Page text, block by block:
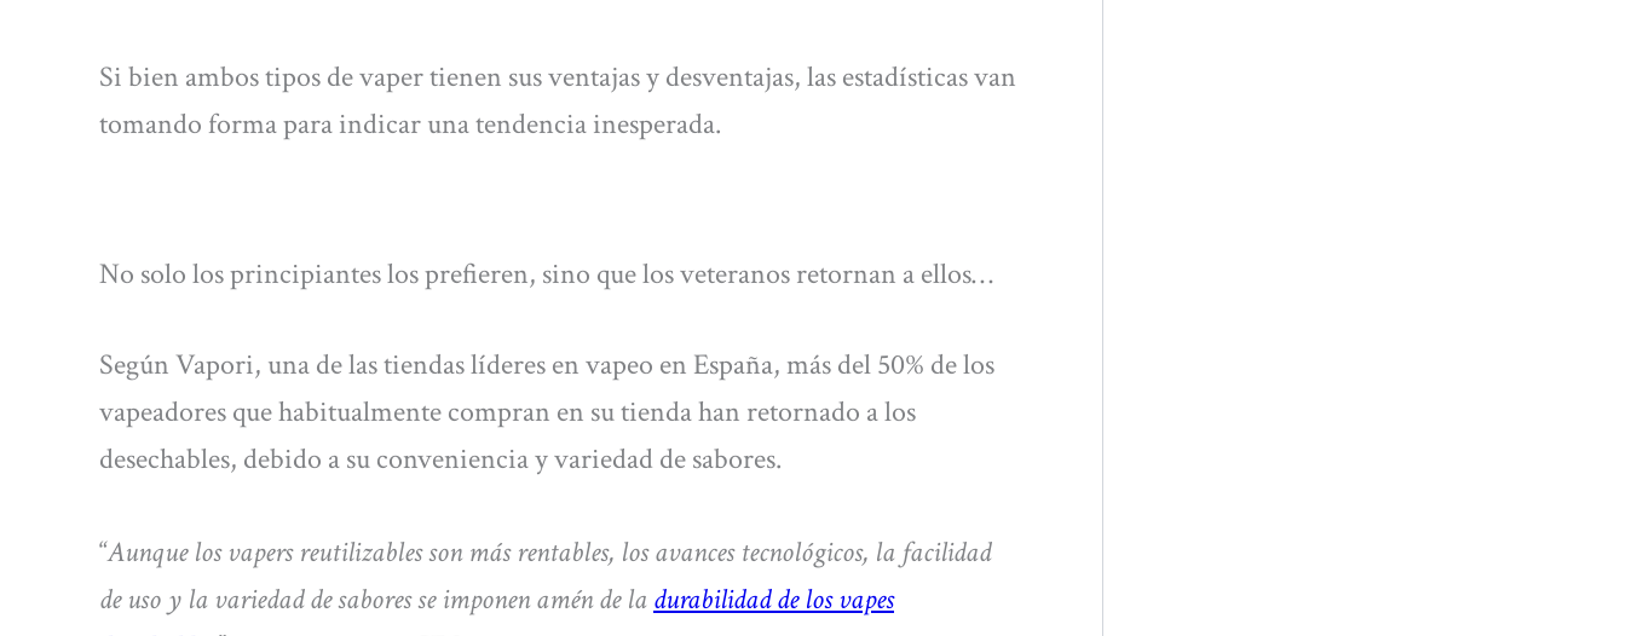
Si bien ambos tipos de vaper tienen sus ventajas y desventajas, las estadísticas van
tomando forma para indicar una tendencia inesperada.
No solo los principiantes los prefieren, sino que los veteranos retornan a ellos…
Según Vapori, una de las tiendas líderes en vapeo en España, más del 50% de los
vapeadores que habitualmente compran en su tienda han retornado a los
desechables, debido a su conveniencia y variedad de sabores.
“Aunque los vapers reutilizables son más rentables, los avances tecnológicos, la facilidad
de uso y la variedad de sabores se imponen amén de ladurabilidad de los vapes